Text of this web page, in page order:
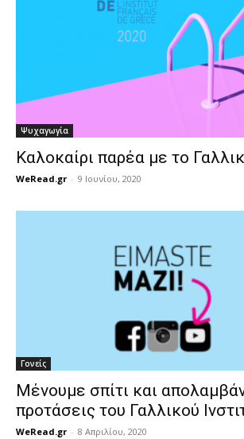
Ψυχαγωγία
Καλοκαίρι παρέα με το
WeRead.gr - 9 Ιουνίου, 2020
Γονείς
Μένουμε σπίτι και
προτάσεις του Γαλλικού
WeRead.gr - 8 Απριλίου, 2020